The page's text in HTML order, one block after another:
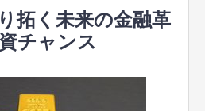
拓く未来の金融革
チャンス